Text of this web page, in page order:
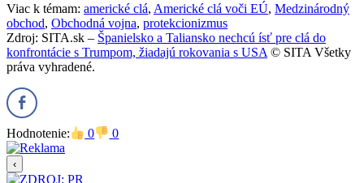
Viac k témam: americké clá, Americké clá voči EÚ, Medzinárodný
obchod, Obchodná vojna, protekcionizmus
Zdroj: SITA.sk – Španielsko a Taliansko nechcú ísť pre clá do
konfrontácie s Trumpom, žiadajú rokovania s USA © SITA Všetky
práva vyhradené.
Hodnotenie: 0 0
‹